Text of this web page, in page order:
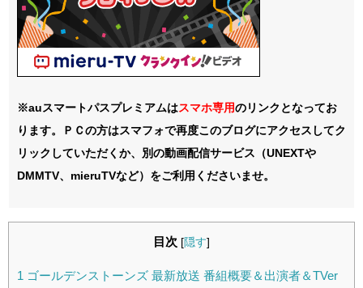
※auスマートパスプレミアムはスマホ専用のリンクとなってお
ります。ＰＣの方はスマフォで再度このブログにアクセスしてク
リックしていただくか、別の動画配信サービス（UNEXTや
DMMTV、mieruTVなど）をご利用くださいませ。
目次 [隠す]
1 ゴールデンストーンズ 最新放送 番組概要＆出演者＆TVer